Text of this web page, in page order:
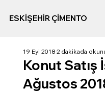
ESKİŞEHİR ÇİMENTO
Konut
Ağustos
19 Eyl 20182 dakikada